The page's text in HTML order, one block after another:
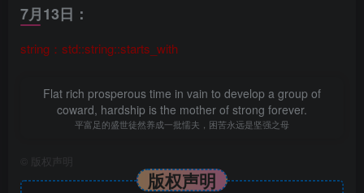
7月13日：
string：std::string::starts_with
Flat rich prosperous time in vain to develop a group of
coward, hardship is the mother of strong forever.
平富足的盛世徒然养成一批懦夫，困苦永远是坚强之母
版权声明
版权声明